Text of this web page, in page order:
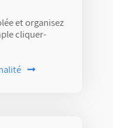
et organisez
cliquer-